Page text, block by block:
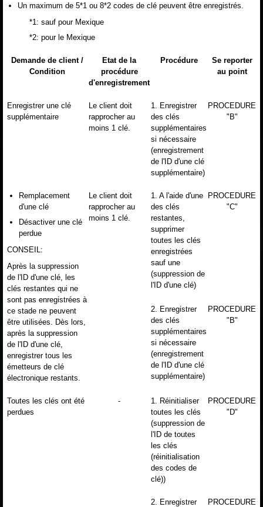
Un maximum de 5*1 ou 8*2 codes de clé peuvent être enregistrés.
*1: sauf pour Mexique
*2: pour le Mexique
Demande de client /
Condition
Etat de la
procédure
d'enregistrement
Procédure
Se reporter
au point
Enregistrer une clé
supplémentaire
Le client doit
rapprocher au
moins 1 clé.
1. Enregistrer
des clés
supplémentaires
si nécessaire
(enregistrement
de l'ID d'une clé
supplémentaire)
PROCEDURE
"B"
Remplacement
d'une clé
Désactiver une clé
perdue
CONSEIL:
Après la suppression
de l'ID d'une clé, les
clés restantes qui ne
sont pas enregistrées à
ce stade ne peuvent
être utilisées. Dès lors,
après la suppression
de l'ID d'une clé,
enregistrer tous les
émetteurs de clé
électronique restants.
Le client doit
rapprocher au
moins 1 clé.
1. A l'aide d'une
des clés
restantes,
supprimer
toutes les clés
enregistrées
sauf une
(suppression de
l'ID d'une clé)
PROCEDURE
"C"
2. Enregistrer
des clés
supplémentaires
si nécessaire
(enregistrement
de l'ID d'une clé
supplémentaire)
PROCEDURE
"B"
Toutes les clés ont été
perdues
-
1. Réinitialiser
toutes les clés
(suppression de
l'ID de toutes
les clés
(réinitialisation
des codes de
clé))
PROCEDURE
"D"
2. Enregistrer
PROCEDURE